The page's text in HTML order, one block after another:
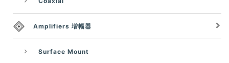
Amplifiers 増幅器
Surface Mount